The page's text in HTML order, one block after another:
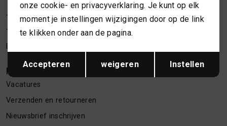
TASSEN
TOPS EN SHIRTS
TRUIEN
VESTEN
Telefoon webshop06 24622202
Telefoon winkel06 34373619
E-mailadres
KLANTENSERVICE
Vacatures
Verzenden en retourneren
Nieuwsbrief inschrijven
Terug Opslaan
onze cookie- en privacyverklaring. Je kunt op elk
moment je instellingen wijzigingen door op de link
te klikken onder aan de pagina.
Accepteren weigeren Instellen